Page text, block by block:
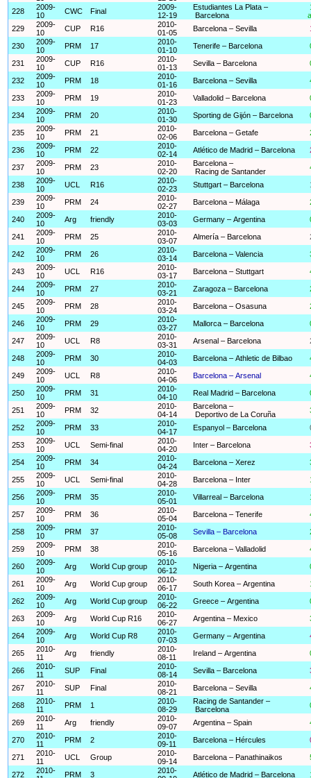
228
2009-
10
CWC Final
2009-
12-19
Estudiantes La Plata –
Barcelona
229
2009-
10
CUP R16
2010-
01-05
Barcelona – Sevilla
230
2009-
10
PRM 17
2010-
01-10
Tenerife – Barcelona
231
2009-
10
CUP R16
2010-
01-13
Sevilla – Barcelona
232
2009-
10
PRM 18
2010-
01-16
Barcelona – Sevilla
233
2009-
10
PRM 19
2010-
01-23
Valladolid – Barcelona
234
2009-
10
PRM 20
2010-
01-30
Sporting de Gijón – Barcelona
235
2009-
10
PRM 21
2010-
02-06
Barcelona – Getafe
236
2009-
10
PRM 22
2010-
02-14
Atlético de Madrid – Barcelona
237
2009-
10
PRM 23
2010-
02-20
Barcelona –
Racing de Santander
238
2009-
10
UCL R16
2010-
02-23
Stuttgart – Barcelona
239
2009-
10
PRM 24
2010-
02-27
Barcelona – Málaga
240
2009-
10
Arg friendly
2010-
03-03
Germany – Argentina
241
2009-
10
PRM 25
2010-
03-07
Almería – Barcelona
242
2009-
10
PRM 26
2010-
03-14
Barcelona – Valencia
243
2009-
10
UCL R16
2010-
03-17
Barcelona – Stuttgart
244
2009-
10
PRM 27
2010-
03-21
Zaragoza – Barcelona
245
2009-
10
PRM 28
2010-
03-24
Barcelona – Osasuna
246
2009-
10
PRM 29
2010-
03-27
Mallorca – Barcelona
247
2009-
10
UCL R8
2010-
03-31
Arsenal – Barcelona
248
2009-
10
PRM 30
2010-
04-03
Barcelona – Athletic de Bilbao
249
2009-
10
UCL R8
2010-
04-06
Barcelona – Arsenal
250
2009-
10
PRM 31
2010-
04-10
Real Madrid – Barcelona
251
2009-
10
PRM 32
2010-
04-14
Barcelona –
Deportivo de La Coruña
252
2009-
10
PRM 33
2010-
04-17
Espanyol – Barcelona
253
2009-
10
UCL Semi-final
2010-
04-20
Inter – Barcelona
254
2009-
10
PRM 34
2010-
04-24
Barcelona – Xerez
255
2009-
10
UCL Semi-final
2010-
04-28
Barcelona – Inter
256
2009-
10
PRM 35
2010-
05-01
Villarreal – Barcelona
257
2009-
10
PRM 36
2010-
05-04
Barcelona – Tenerife
258
2009-
10
PRM 37
2010-
05-08
Sevilla – Barcelona
259
2009-
10
PRM 38
2010-
05-16
Barcelona – Valladolid
260
2009-
10
Arg World Cup group
2010-
06-12
Nigeria – Argentina
261
2009-
10
Arg World Cup group
2010-
06-17
South Korea – Argentina
262
2009-
10
Arg World Cup group
2010-
06-22
Greece – Argentina
263
2009-
10
Arg World Cup R16
2010-
06-27
Argentina – Mexico
264
2009-
10
Arg World Cup R8
2010-
07-03
Germany – Argentina
265
2010-
11
Arg friendly
2010-
08-11
Ireland – Argentina
266
2010-
11
SUP Final
2010-
08-14
Sevilla – Barcelona
267
2010-
11
SUP Final
2010-
08-21
Barcelona – Sevilla
268
2010-
11
PRM 1
2010-
08-29
Racing de Santander –
Barcelona
269
2010-
11
Arg friendly
2010-
09-07
Argentina – Spain
270
2010-
11
PRM 2
2010-
09-11
Barcelona – Hércules
271
2010-
11
UCL Group
2010-
09-14
Barcelona – Panathinaikos
272
2010-
PRM 3
2010-
Atlético de Madrid – Barcelona